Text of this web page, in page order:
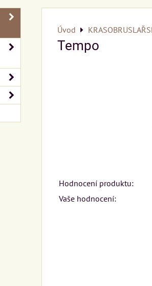
Úvod
Tempo
Hodnocení produktu:
Vaše hodnocení: